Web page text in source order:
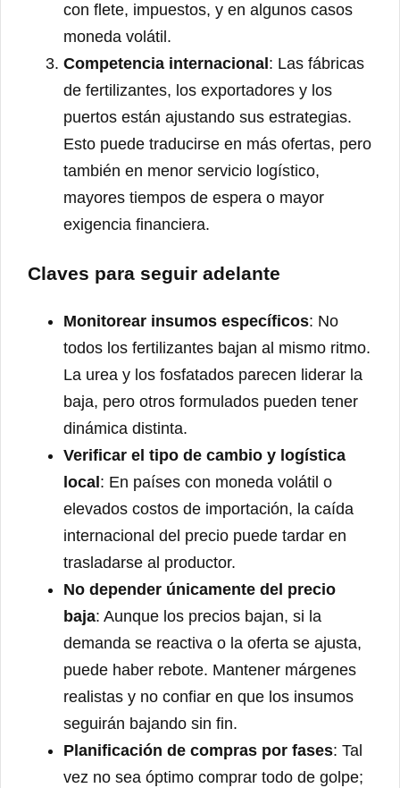
con flete, impuestos, y en algunos casos
moneda volátil.
Competencia internacional : Las fábricas
de fertilizantes, los exportadores y los
puertos están ajustando sus estrategias.
Esto puede traducirse en más ofertas, pero
también en menor servicio logístico,
mayores tiempos de espera o mayor
exigencia financiera.
Claves para seguir adelante
Monitorear insumos específicos: No
todos los fertilizantes bajan al mismo ritmo.
La urea y los fosfatados parecen liderar la
baja, pero otros formulados pueden tener
dinámica distinta.
Verificar el tipo de cambio y logística
local: En países con moneda volátil o
elevados costos de importación, la caída
internacional del precio puede tardar en
trasladarse al productor.
No depender únicamente del precio
baja: Aunque los precios bajan, si la
demanda se reactiva o la oferta se ajusta,
puede haber rebote. Mantener márgenes
realistas y no confiar en que los insumos
seguirán bajando sin fin.
Planificación de compras por fases: Tal
vez no sea óptimo comprar todo de golpe;